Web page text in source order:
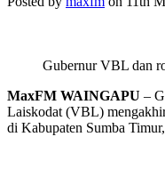
Gubernur VBL dan
MaxFM WAINGAPU –
Laiskodat (VBL)
di Kabupaten Sumba